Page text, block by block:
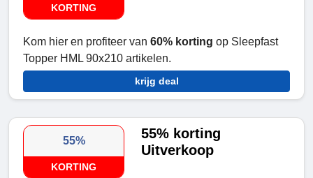
KORTING
Kom hier en profiteer van 60% korting op Sleepfast
Topper HML 90x210 artikelen.
krijg deal
55%
KORTING
55% korting
Uitverkoop